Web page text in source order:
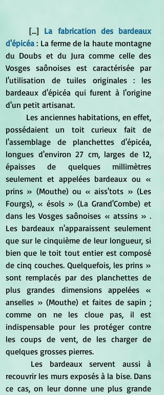
	[...]
La fabrication des bardeaux
d'épicéa : La ferme de la haute montagne
du Doubs et du Jura comme celle des
Vosges saônoises est caractérisée par
l'utilisation de tuiles originales : les
bardeaux d'épicéa qui furent à l'origine
d'un petit artisanat.
possédaient un toit curieux fait de
l'assemblage de planchettes d'épicéa,
longues d'environ 27 cm, larges de 12,
épaisses de quelques millimètres
seulement et appelées bardeaux ou «
prins » (Mouthe) ou « aiss'tots » (Les
Fourgs), « ésols » (La Grand'Combe) et
dans les Vosges saônoises « atssins » .
Les bardeaux n'apparaissent seulement
que sur le cinquième de leur longueur, si
bien que le toit tout entier est composé
de cinq couches. Quelquefois, les prins »
sont remplacés par des planchettes de
plus grandes dimensions appelées «
anselles » (Mouthe) et faites de sapin ;
comme on ne les cloue pas, il est
indispensable pour les protéger contre
les coups de vent, de les charger de
quelques grosses pierres.
recouvrir les murs exposés à la bise. Dans
ce cas, on leur donne une plus grande